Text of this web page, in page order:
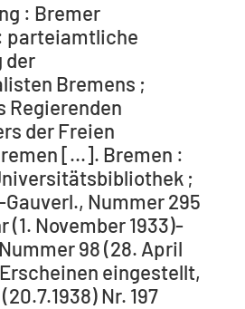
: Bremer
parteiamtliche
der
Bremens ;
Regierenden
der Freien
[...]. Bremen :
;
Nummer 295
(1. November 1933)-
98 (28. April
eingestellt,
Nr. 197